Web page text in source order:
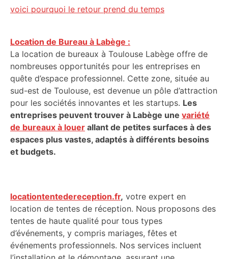
voici pourquoi le retour prend du temps
Location de Bureau à Labège :
La location de bureaux à Toulouse Labège offre de
nombreuses opportunités pour les entreprises en
quête d’espace professionnel. Cette zone, située au
sud-est de Toulouse, est devenue un pôle d’attraction
pour les sociétés innovantes et les startups. Les
entreprises peuvent trouver à Labège une variété
de bureaux à louer allant de petites surfaces à des
espaces plus vastes, adaptés à différents besoins
et budgets.
locationtentedereception.fr, votre expert en
location de tentes de réception. Nous proposons des
tentes de haute qualité pour tous types
d’événements, y compris mariages, fêtes et
événements professionnels. Nos services incluent